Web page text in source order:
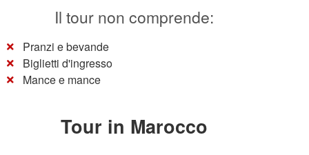
Il tour non comprende:
Pranzi e bevande
Biglietti d'ingresso
Mance e mance
Tour in Marocco